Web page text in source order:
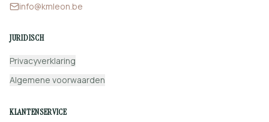
info@kmleon.be
JURIDISCH
Privacyverklaring
Algemene voorwaarden
KLANTENSERVICE